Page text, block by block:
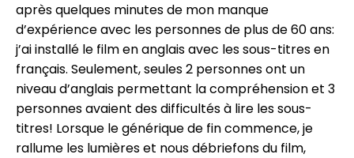
après quelques minutes de mon manque
d’expérience avec les personnes de plus de 60 ans:
j’ai installé le film en anglais avec les sous-titres en
français. Seulement, seules 2 personnes ont un
niveau d’anglais permettant la compréhension et 3
personnes avaient des difficultés à lire les sous-
titres! Lorsque le générique de fin commence, je
rallume les lumières et nous débriefons du film,